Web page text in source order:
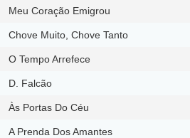
Meu Coração Emigrou
Chove Muito, Chove Tanto
O Tempo Arrefece
D. Falcão
Às Portas Do Céu
A Prenda Dos Amantes